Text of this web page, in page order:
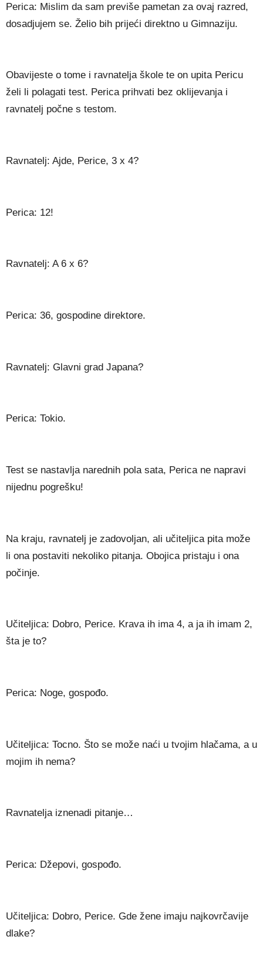
Perica: Mislim da sam previše pametan za ovaj razred,
dosadjujem se. Želio bih prijeći direktno u Gimnaziju.
Obavijeste o tome i ravnatelja škole te on upita Pericu
želi li polagati test. Perica prihvati bez oklijevanja i
ravnatelj počne s testom.
Ravnatelj: Ajde, Perice, 3 x 4?
Perica: 12!
Ravnatelj: A 6 x 6?
Perica: 36, gospodine direktore.
Ravnatelj: Glavni grad Japana?
Perica: Tokio.
Test se nastavlja narednih pola sata, Perica ne napravi
nijednu pogrešku!
Na kraju, ravnatelj je zadovoljan, ali učiteljica pita može
li ona postaviti nekoliko pitanja. Obojica pristaju i ona
počinje.
Učiteljica: Dobro, Perice. Krava ih ima 4, a ja ih imam 2,
šta je to?
Perica: Noge, gospođo.
Učiteljica: Tocno. Što se može naći u tvojim hlačama, a u
mojim ih nema?
Ravnatelja iznenadi pitanje…
Perica: Džepovi, gospođo.
Učiteljica: Dobro, Perice. Gde žene imaju najkovrčavije
dlake?